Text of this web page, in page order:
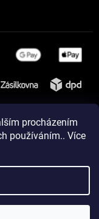
procházením
používáním.. Více
práva vyhrazena.